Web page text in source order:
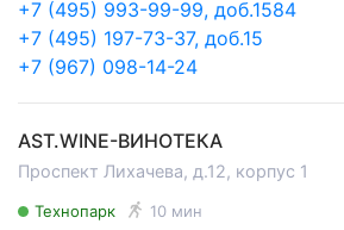
+7 (495) 993-99-99, доб.1584
+7 (495) 197-73-37, доб.15
+7 (967) 098-14-24
AST.WINE-ВИНОТЕКА
Проспект Лихачева, д.12, корпус 1
Технопарк 10 мин